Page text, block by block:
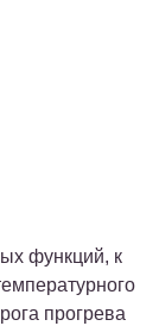
функций, к
прогрева